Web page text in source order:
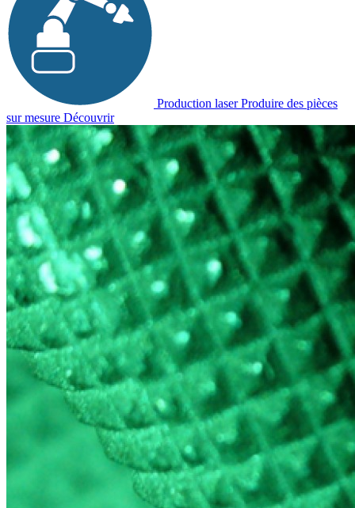
Production laser Produire des pièces
sur mesure Découvrir